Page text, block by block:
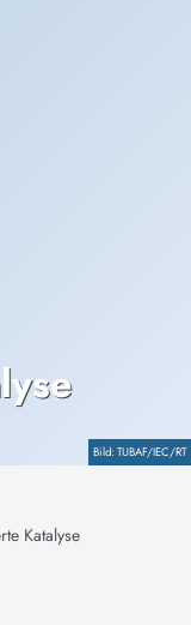
CopyrightTUBAF/IEC/RT
Katalyse